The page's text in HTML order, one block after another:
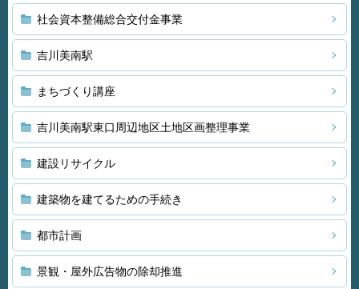
社会資本整備総合交付金事業
吉川美南駅
まちづくり講座
吉川美南駅東口周辺地区土地区画整理事業
建設リサイクル
建築物を建てるための手続き
都市計画
景観・屋外広告物の除却推進